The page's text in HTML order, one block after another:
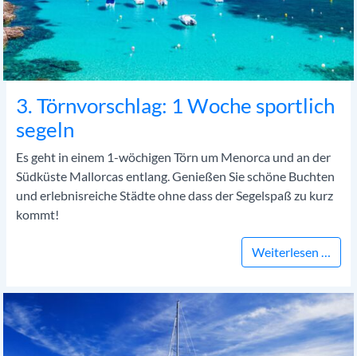
3. Törnvorschlag: 1 Woche sportlich
segeln
Es geht in einem 1-wöchigen Törn um Menorca und an der
Südküste Mallorcas entlang. Genießen Sie schöne Buchten
und erlebnisreiche Städte ohne dass der Segelspaß zu kurz
kommt!
Weiterlesen …